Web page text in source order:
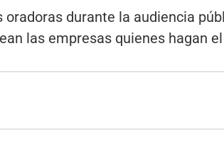
durante la audiencia
las empresas quienes hagan